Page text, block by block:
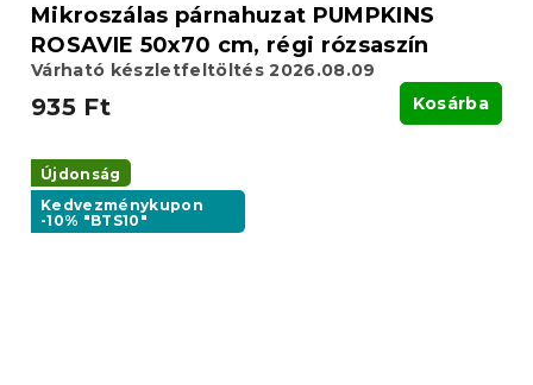
Mikroszálas párnahuzat PUMPKINS
ROSAVIE 50x70 cm, régi rózsaszín
Várható készletfeltöltés 2026.08.09
935 Ft Kosárba
Újdonság
Kedvezménykupon
-10% "BTS10"